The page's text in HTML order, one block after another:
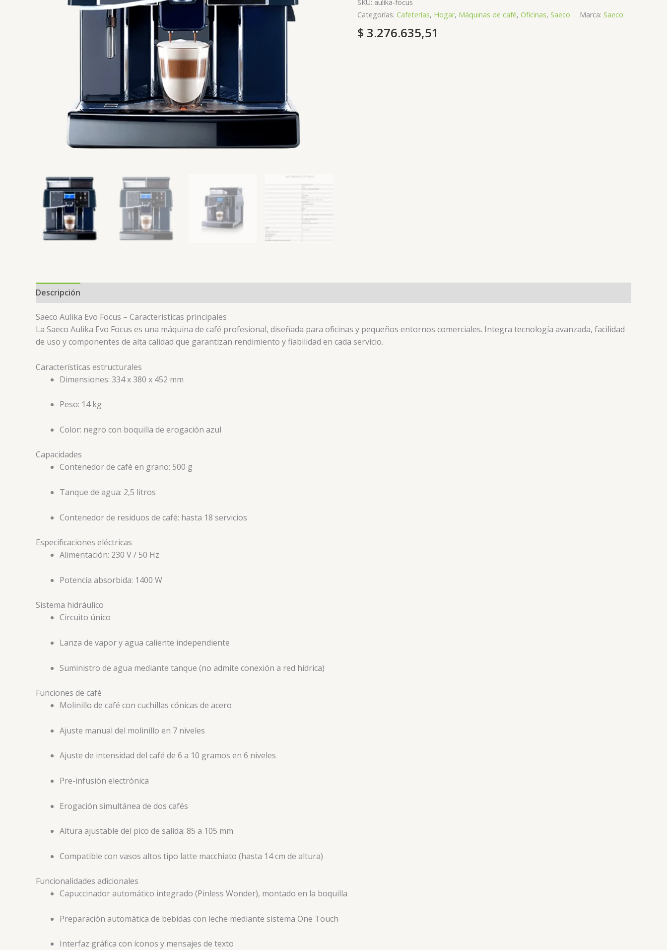
SKU: aulika-focus
Categorías: Cafeterías, Hogar, Máquinas de café, Oficinas, Saeco Marca: Saeco
$ 3.276.635,51
Descripción
Saeco Aulika Evo Focus – Características principales
La Saeco Aulika Evo Focus es una máquina de café profesional, diseñada para oficinas y pequeños entornos comerciales. Integra tecnología avanzada, facilidad
de uso y componentes de alta calidad que garantizan rendimiento y fiabilidad en cada servicio.
Características estructurales
Dimensiones: 334 x 380 x 452 mm
Peso: 14 kg
Color: negro con boquilla de erogación azul
Capacidades
Contenedor de café en grano: 500 g
Tanque de agua: 2,5 litros
Contenedor de residuos de café: hasta 18 servicios
Especificaciones eléctricas
Alimentación: 230 V / 50 Hz
Potencia absorbida: 1400 W
Sistema hidráulico
Circuito único
Lanza de vapor y agua caliente independiente
Suministro de agua mediante tanque (no admite conexión a red hídrica)
Funciones de café
Molinillo de café con cuchillas cónicas de acero
Ajuste manual del molinillo en 7 niveles
Ajuste de intensidad del café de 6 a 10 gramos en 6 niveles
Pre-infusión electrónica
Erogación simultánea de dos cafés
Altura ajustable del pico de salida: 85 a 105 mm
Compatible con vasos altos tipo latte macchiato (hasta 14 cm de altura)
Funcionalidades adicionales
Capuccinador automático integrado (Pinless Wonder), montado en la boquilla
Preparación automática de bebidas con leche mediante sistema One Touch
Interfaz gráfica con íconos y mensajes de texto